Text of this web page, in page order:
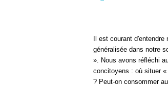
Il est courant
généralisée dans notre
». Nous avons réfléchi
concitoyens : où situer
? Peut-on consommer